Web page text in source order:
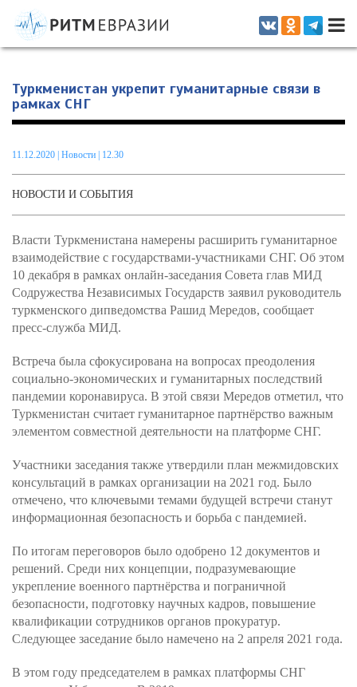
Информационно-аналитическое издание, посвященное актуальным
проблемам интеграции на постсоветском пространстве
Туркменистан укрепит гуманитарные связи в
рамках СНГ
11.12.2020 Новости | 12.30
НОВОСТИ И СОБЫТИЯ
Власти Туркменистана намерены расширить гуманитарное
взаимодействие с государствами-участниками СНГ. Об этом
10 декабря в рамках онлайн-заседания Совета глав МИД
Содружества Независимых Государств заявил руководитель
туркменского дипведомства Рашид Мередов, сообщает
пресс-служба МИД.
Встреча была сфокусирована на вопросах преодоления
социально-экономических и гуманитарных последствий
пандемии коронавируса. В этой связи Мередов отметил, что
Туркменистан считает гуманитарное партнёрство важным
элементом совместной деятельности на платформе СНГ.
Участники заседания также утвердили план межмидовских
консультаций в рамках организации на 2021 год. Было
отмечено, что ключевыми темами будущей встречи станут
информационная безопасность и борьба с пандемией.
По итогам переговоров было одобрено 12 документов и
решений. Среди них концепции, подразумевающие
укрепление военного партнёрства и пограничной
безопасности, подготовку научных кадров, повышение
квалификации сотрудников органов прокуратур.
Следующее заседание было намечено на 2 апреля 2021 года.
В этом году председателем в рамках платформы СНГ